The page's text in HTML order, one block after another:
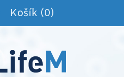
Košík (0)